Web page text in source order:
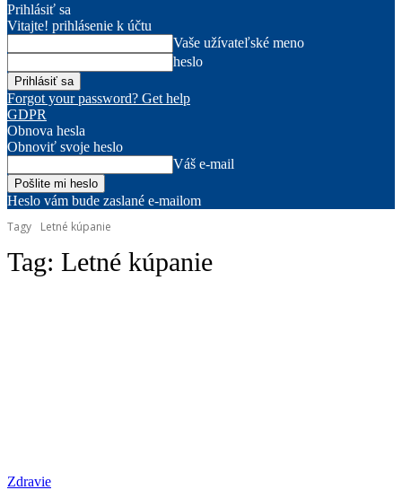
Prihlásiť sa
Vitajte! prihlásenie k účtu
Vaše užívateľské meno
heslo
Forgot your password? Get help
GDPR
Obnova hesla
Obnoviť svoje heslo
Váš e-mail
Heslo vám bude zaslané e-mailom
Tagy
Letné kúpanie
Tag: Letné kúpanie
Zdravie